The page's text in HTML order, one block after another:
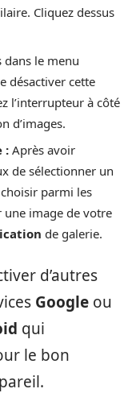
Cliquez dessus
dans le menu
désactiver cette
l’interrupteur à côté
d’images.
: Après avoir
de sélectionner un
parmi les
une image de votre
de galerie.
d’autres
Google ou
qui
le bon